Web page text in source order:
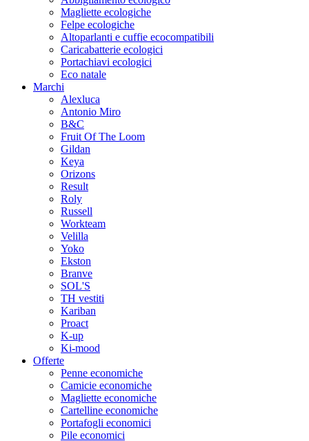
Magliette ecologiche
Felpe ecologiche
Altoparlanti e cuffie ecocompatibili
Caricabatterie ecologici
Portachiavi ecologici
Eco natale
Marchi
Alexluca
Antonio Miro
B&C
Fruit Of The Loom
Gildan
Keya
Orizons
Result
Roly
Russell
Workteam
Velilla
Yoko
Ekston
Branve
SOL'S
TH vestiti
Kariban
Proact
K-up
Ki-mood
Offerte
Penne economiche
Camicie economiche
Magliette economiche
Cartelline economiche
Portafogli economici
Pile economici